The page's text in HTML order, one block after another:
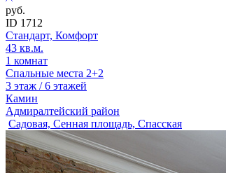
руб.
ID 1712
Стандарт, Комфорт
43 кв.м.
1 комнат
Спальные места 2+2
3 этаж / 6 этажей
Камин
Адмиралтейский район
Садовая, Сенная площадь, Спасская